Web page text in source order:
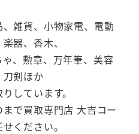
雑貨、小物家電、電動
器、香木、
、勲章、万年筆、美容
剣ほか
しています。
で買取専門店 大吉コー
ください。